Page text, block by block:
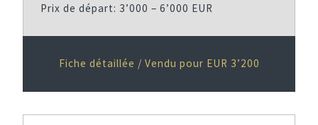
Prix de départ: 3’000 – 6’000 EUR
Fiche détaillée / Vendu pour EUR 3’200